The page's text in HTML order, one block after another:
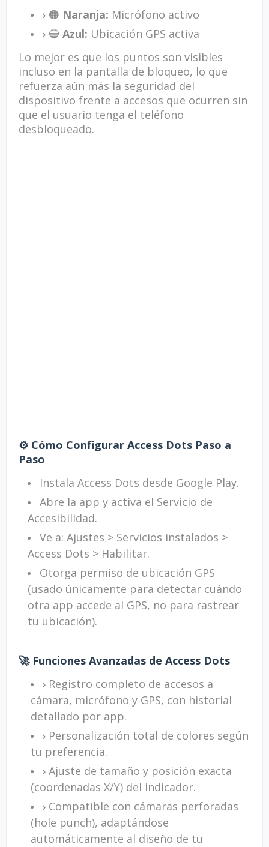
🟠 Naranja: Micrófono activo
🔵 Azul: Ubicación GPS activa
Lo mejor es que los puntos son visibles
incluso en la pantalla de bloqueo, lo que
refuerza aún más la seguridad del
dispositivo frente a accesos que ocurren sin
que el usuario tenga el teléfono
desbloqueado.
⚙️ Cómo Configurar Access Dots Paso a
Paso
Instala Access Dots desde Google Play.
Abre la app y activa el Servicio de
Accesibilidad.
Ve a: Ajustes > Servicios instalados >
Access Dots > Habilitar.
Otorga permiso de ubicación GPS
(usado únicamente para detectar cuándo
otra app accede al GPS, no para rastrear
tu ubicación).
🚀 Funciones Avanzadas de Access Dots
Registro completo de accesos a
cámara, micrófono y GPS, con historial
detallado por app.
Personalización total de colores según
tu preferencia.
Ajuste de tamaño y posición exacta
(coordenadas X/Y) del indicador.
Compatible con cámaras perforadas
(hole punch), adaptándose
automáticamente al diseño de tu